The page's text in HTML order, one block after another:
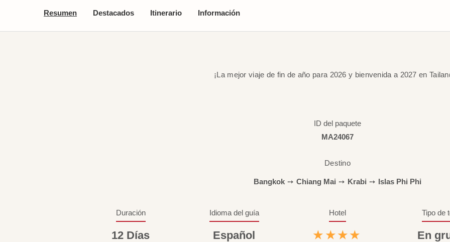
Resumen Destacados Itinerario Información
¡La mejor viaje de fin de año para 2026 y bienvenida a 2027 en
ID del paquete
MA24067
Destino
Bangkok ➙ Chiang Mai ➙ Krabi ➙ Islas Phi Phi
Duración
12 Días
Idioma del guía
Español
Hotel
★★★★
Tipo de
En